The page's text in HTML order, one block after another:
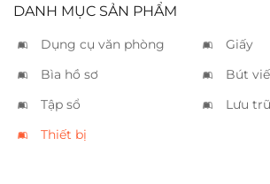
DANH MỤC SẢN PHẨM
Dụng cụ văn phòng
Giấy
Bìa hồ sơ
Bút
Tập sổ
Lưu trữ
Thiết bị